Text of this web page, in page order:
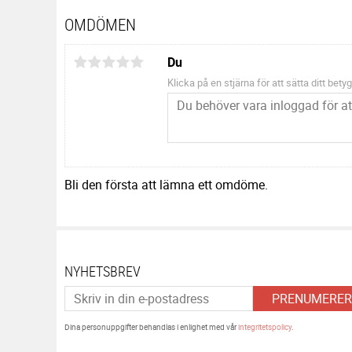
OMDÖMEN
Du
Klicka på en stjärna för att sätta ditt betyg
Bli den första att lämna ett omdöme.
NYHETSBREV
Dina personuppgifter behandlas i enlighet med vårintegritetspolicy.